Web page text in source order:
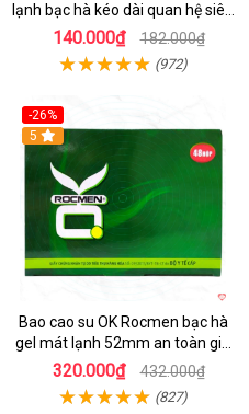
lạnh bạc hà kéo dài quan hệ siêu
mỏng
140.000₫ 182.000₫
(972)
-26%
Hot
5
Bao cao su OK Rocmen bạc hà
gel mát lạnh 52mm an toàn giá
tốt
320.000₫ 432.000₫
(827)